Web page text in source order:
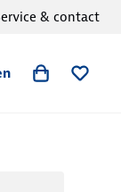
& contact